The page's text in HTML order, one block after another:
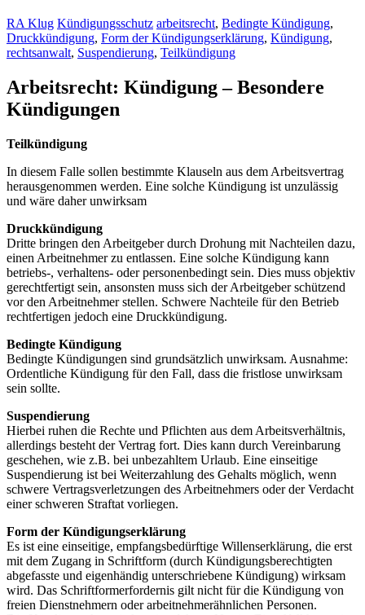
RA Klug Kündigungsschutz arbeitsrecht, Bedingte Kündigung,
Druckkündigung, Form der Kündigungserklärung, Kündigung,
rechtsanwalt, Suspendierung, Teilkündigung
Arbeitsrecht: Kündigung – Besondere
Kündigungen
Teilkündigung
In diesem Falle sollen bestimmte Klauseln aus dem Arbeitsvertrag
herausgenommen werden. Eine solche Kündigung ist unzulässig
und wäre daher unwirksam
Druckkündigung
Dritte bringen den Arbeitgeber durch Drohung mit Nachteilen dazu,
einen Arbeitnehmer zu entlassen. Eine solche Kündigung kann
betriebs-, verhaltens- oder personenbedingt sein. Dies muss objektiv
gerechtfertigt sein, ansonsten muss sich der Arbeitgeber schützend
vor den Arbeitnehmer stellen. Schwere Nachteile für den Betrieb
rechtfertigen jedoch eine Druckkündigung.
Bedingte Kündigung
Bedingte Kündigungen sind grundsätzlich unwirksam. Ausnahme:
Ordentliche Kündigung für den Fall, dass die fristlose unwirksam
sein sollte.
Suspendierung
Hierbei ruhen die Rechte und Pflichten aus dem Arbeitsverhältnis,
allerdings besteht der Vertrag fort. Dies kann durch Vereinbarung
geschehen, wie z.B. bei unbezahltem Urlaub. Eine einseitige
Suspendierung ist bei Weiterzahlung des Gehalts möglich, wenn
schwere Vertragsverletzungen des Arbeitnehmers oder der Verdacht
einer schweren Straftat vorliegen.
Form der Kündigungserklärung
Es ist eine einseitige, empfangsbedürftige Willenserklärung, die erst
mit dem Zugang in Schriftform (durch Kündigungsberechtigten
abgefasste und eigenhändig unterschriebene Kündigung) wirksam
wird. Das Schriftformerfordernis gilt nicht für die Kündigung von
freien Dienstnehmern oder arbeitnehmerähnlichen Personen.